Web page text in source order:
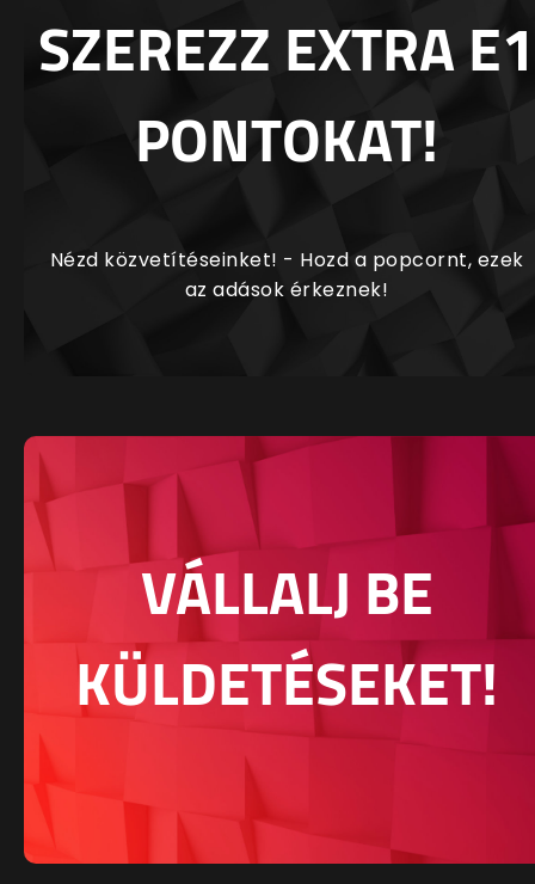
SZEREZZ EXTRA E1
PONTOKAT!
Nézd közvetítéseinket! - Hozd a popcornt, ezek
az adások érkeznek!
VÁLLALJ BE
KÜLDETÉSEKET!